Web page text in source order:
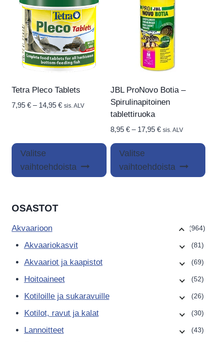
Tetra Pleco Tablets
7,95 € – 14,95 €Hintaluokka:
sis. ALV
Valitse
vaihtoehdoista
Tällä
tuotteella
on
JBL ProNovo Botia –
Spirulinapitoinen
tablettiruoka
8,95 € – 17,95 €Hintaluokka:
17,95 €
sis. ALV
Valitse
vaihtoehdoista
on
OSASTOT
Akvaarioon (964)
Akvaariokasvit (81)
Akvaariot ja kaapistot (69)
Hoitoaineet (52)
Kotiloille ja sukaravuille (26)
Kotilot, ravut ja kalat (30)
Lannoitteet (43)